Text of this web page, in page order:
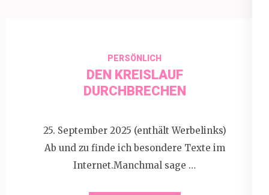
PERSÖNLICH
DEN KREISLAUF
DURCHBRECHEN
25. September 2025 (enthält Werbelinks)
Ab und zu finde ich besondere Texte im
Internet.Manchmal sage …